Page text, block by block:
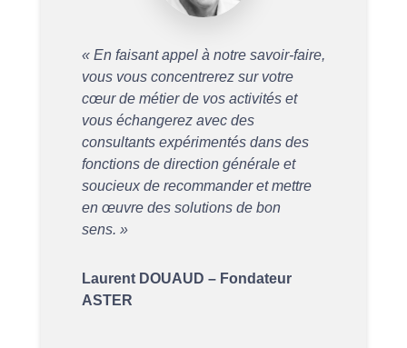
« En faisant appel à notre savoir-faire,
vous vous concentrerez sur votre
cœur de métier de vos activités et
vous échangerez avec des
consultants expérimentés dans des
fonctions de direction générale et
soucieux de recommander et mettre
en œuvre des solutions de bon
sens. »
Laurent DOUAUD – Fondateur
ASTER